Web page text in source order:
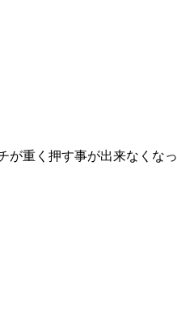
が重く押す事が出来なくなっ